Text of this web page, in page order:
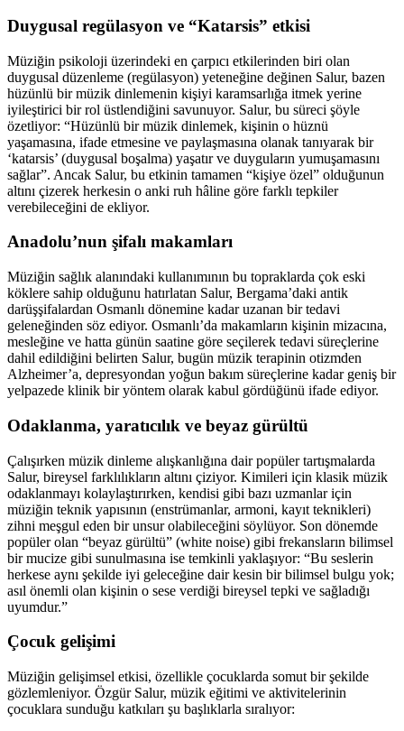
Duygusal regülasyon ve “Katarsis” etkisi
Müziğin psikoloji üzerindeki en çarpıcı etkilerinden biri olan
duygusal düzenleme (regülasyon) yeteneğine değinen Salur, bazen
hüzünlü bir müzik dinlemenin kişiyi karamsarlığa itmek yerine
iyileştirici bir rol üstlendiğini savunuyor. Salur, bu süreci şöyle
özetliyor: “Hüzünlü bir müzik dinlemek, kişinin o hüznü
yaşamasına, ifade etmesine ve paylaşmasına olanak tanıyarak bir
‘katarsis’ (duygusal boşalma) yaşatır ve duyguların yumuşamasını
sağlar”. Ancak Salur, bu etkinin tamamen “kişiye özel” olduğunun
altını çizerek herkesin o anki ruh hâline göre farklı tepkiler
verebileceğini de ekliyor.
Anadolu’nun şifalı makamları
Müziğin sağlık alanındaki kullanımının bu topraklarda çok eski
köklere sahip olduğunu hatırlatan Salur, Bergama’daki antik
darüşşifalardan Osmanlı dönemine kadar uzanan bir tedavi
geleneğinden söz ediyor. Osmanlı’da makamların kişinin mizacına,
mesleğine ve hatta günün saatine göre seçilerek tedavi süreçlerine
dahil edildiğini belirten Salur, bugün müzik terapinin otizmden
Alzheimer’a, depresyondan yoğun bakım süreçlerine kadar geniş bir
yelpazede klinik bir yöntem olarak kabul gördüğünü ifade ediyor.
Odaklanma, yaratıcılık ve beyaz gürültü
Çalışırken müzik dinleme alışkanlığına dair popüler tartışmalarda
Salur, bireysel farklılıkların altını çiziyor. Kimileri için klasik müzik
odaklanmayı kolaylaştırırken, kendisi gibi bazı uzmanlar için
müziğin teknik yapısının (enstrümanlar, armoni, kayıt teknikleri)
zihni meşgul eden bir unsur olabileceğini söylüyor. Son dönemde
popüler olan “beyaz gürültü” (white noise) gibi frekansların bilimsel
bir mucize gibi sunulmasına ise temkinli yaklaşıyor: “Bu seslerin
herkese aynı şekilde iyi geleceğine dair kesin bir bilimsel bulgu yok;
asıl önemli olan kişinin o sese verdiği bireysel tepki ve sağladığı
uyumdur.”
Çocuk gelişimi
Müziğin gelişimsel etkisi, özellikle çocuklarda somut bir şekilde
gözlemleniyor. Özgür Salur, müzik eğitimi ve aktivitelerinin
çocuklara sunduğu katkıları şu başlıklarla sıralıyor: